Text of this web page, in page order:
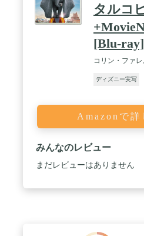
タルコ
[Blu-ray]
コリン・ファ
ディズニー実写
Amazonで詳
みんなのレビュー
まだレビューはありません